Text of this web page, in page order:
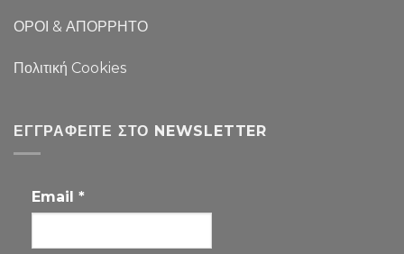
ΟΡΟΙ & ΑΠΟΡΡΗΤΟ
Πολιτική Cookies
ΕΓΓΡΑΦΕΊΤΕ ΣΤΟ NEWSLETTER
Email *